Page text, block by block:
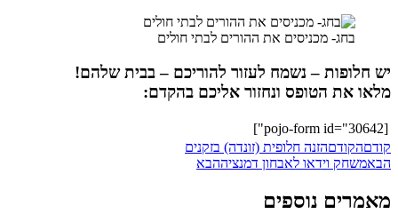
מכניסים את ההורים לבתי חולים
– נשמח לעזור להוריכם – בבית שלהם!
ונחזור אליכם בהקדם:
הזנה חלופית (זונדה) בזקנים
לאבחון דמנציההבא
נוספים